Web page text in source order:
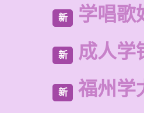
新 学唱歌
新 成人学
新 福州学